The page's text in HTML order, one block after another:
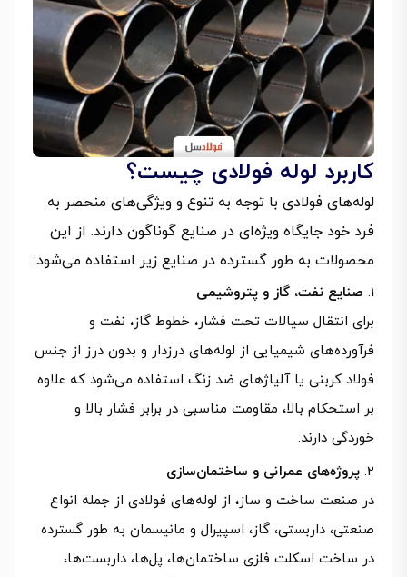
کاربرد لوله فولادی چیست؟
لوله‌های فولادی با توجه به تنوع و ویژگی‌های منحصر به
فرد خود جایگاه ویژه‌ای در صنایع گوناگون دارند. از این
محصولات به طور گسترده در صنایع زیر استفاده می‌شود:
صنایع نفت، گاز و پتروشیمی
برای انتقال سیالات تحت فشار، خطوط گاز، نفت و
فرآورده‌های شیمیایی از لوله‌های درزدار و بدون درز از جنس
فولاد کربنی یا آلیاژهای ضد زنگ استفاده می‌شود که علاوه
بر استحکام بالا، مقاومت مناسبی در برابر فشار بالا و
خوردگی دارند.
پروژه‌های عمرانی و ساختمان‌سازی
در صنعت ساخت و ساز، از لوله‌های فولادی از جمله انواع
صنعتی، داربستی، گاز، اسپیرال و مانیسمان به طور گسترده
در ساخت اسکلت فلزی ساختمان‌ها، پل‌ها، داربست‌ها،